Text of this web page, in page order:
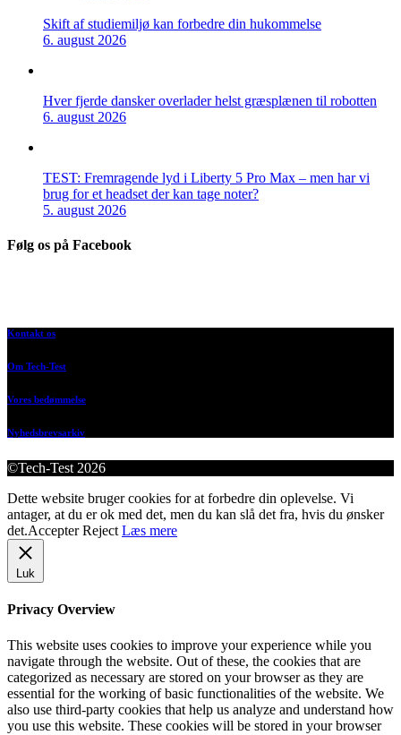
Skift af studiemiljø kan forbedre din hukommelse
6. august 2026
Hver fjerde dansker overlader helst græsplænen til robotten
6. august 2026
TEST: Fremragende lyd i Liberty 5 Pro Max – men har vi
brug for et headset der kan tage noter?
5. august 2026
Følg os på Facebook
Kontakt os
Om Tech-Test
Vores bedømmelse
Nyhedsbrevsarkiv
©Tech-Test 2026
Dette website bruger cookies for at forbedre din oplevelse. Vi
antager, at du er ok med det, men du kan slå det fra, hvis du ønsker
det.Accepter Reject Læs mere
Luk
Privacy Overview
This website uses cookies to improve your experience while you
navigate through the website. Out of these, the cookies that are
categorized as necessary are stored on your browser as they are
essential for the working of basic functionalities of the website. We
also use third-party cookies that help us analyze and understand how
you use this website. These cookies will be stored in your browser